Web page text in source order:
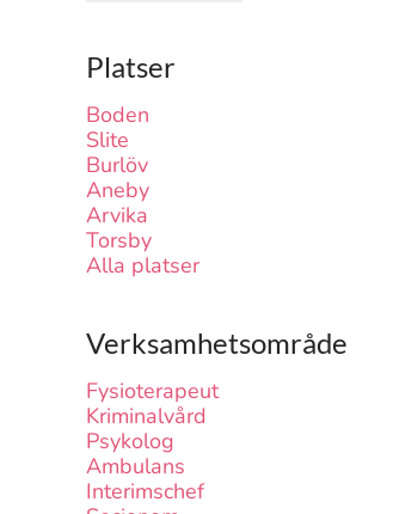
Platser
Boden
Slite
Burlöv
Aneby
Arvika
Torsby
Alla platser
Verksamhetsområde
Fysioterapeut
Kriminalvård
Psykolog
Ambulans
Interimschef